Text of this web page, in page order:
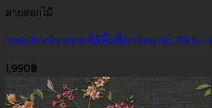
ลายดอกไม้
วอลเปเปอร์ลายดอกไม้พื้นสีเทาอ่อน No.3905-3
1,990฿